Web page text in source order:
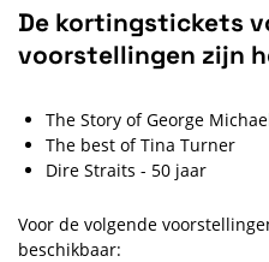
De kortingstickets
voorstellingen zijn
The Story of George
The best of Tina Turner
Dire Straits - 50 jaar
Voor de volgende
beschikbaar: